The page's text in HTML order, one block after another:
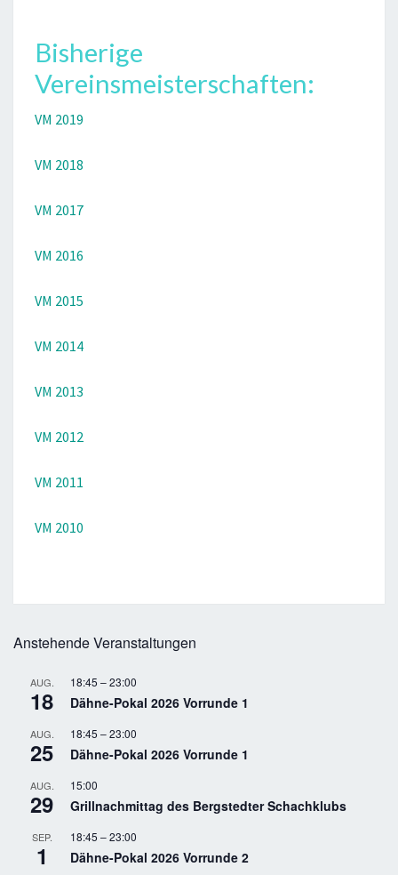
Bisherige
Vereinsmeisterschaften:
VM 2019
VM 2018
VM 2017
VM 2016
VM 2015
VM 2014
VM 2013
VM 2012
VM 2011
VM 2010
Anstehende Veranstaltungen
AUG.
18
18:45 –23:00
Dähne-Pokal 2026 Vorrunde 1
AUG.
25
18:45 –23:00
Dähne-Pokal 2026 Vorrunde 1
AUG.
29
15:00
Grillnachmittag des Bergstedter Schachklubs
SEP.
1
18:45 –23:00
Dähne-Pokal 2026 Vorrunde 2